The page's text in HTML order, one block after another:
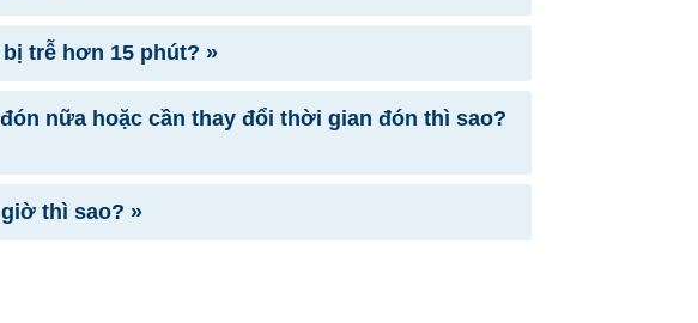
trễ hơn 15 phút? »
nữa hoặc cần thay đổi thời gian đón thì sao?
thì sao? »